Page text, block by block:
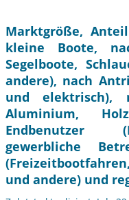
Marktgröße,
kleine Boote,
Segelboote,
andere), nach
und elektrisch),
Aluminium,
Endbenutzer
gewerbliche
und andere) und